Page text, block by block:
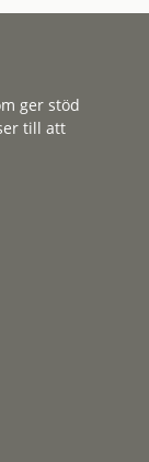
ger stöd
till att